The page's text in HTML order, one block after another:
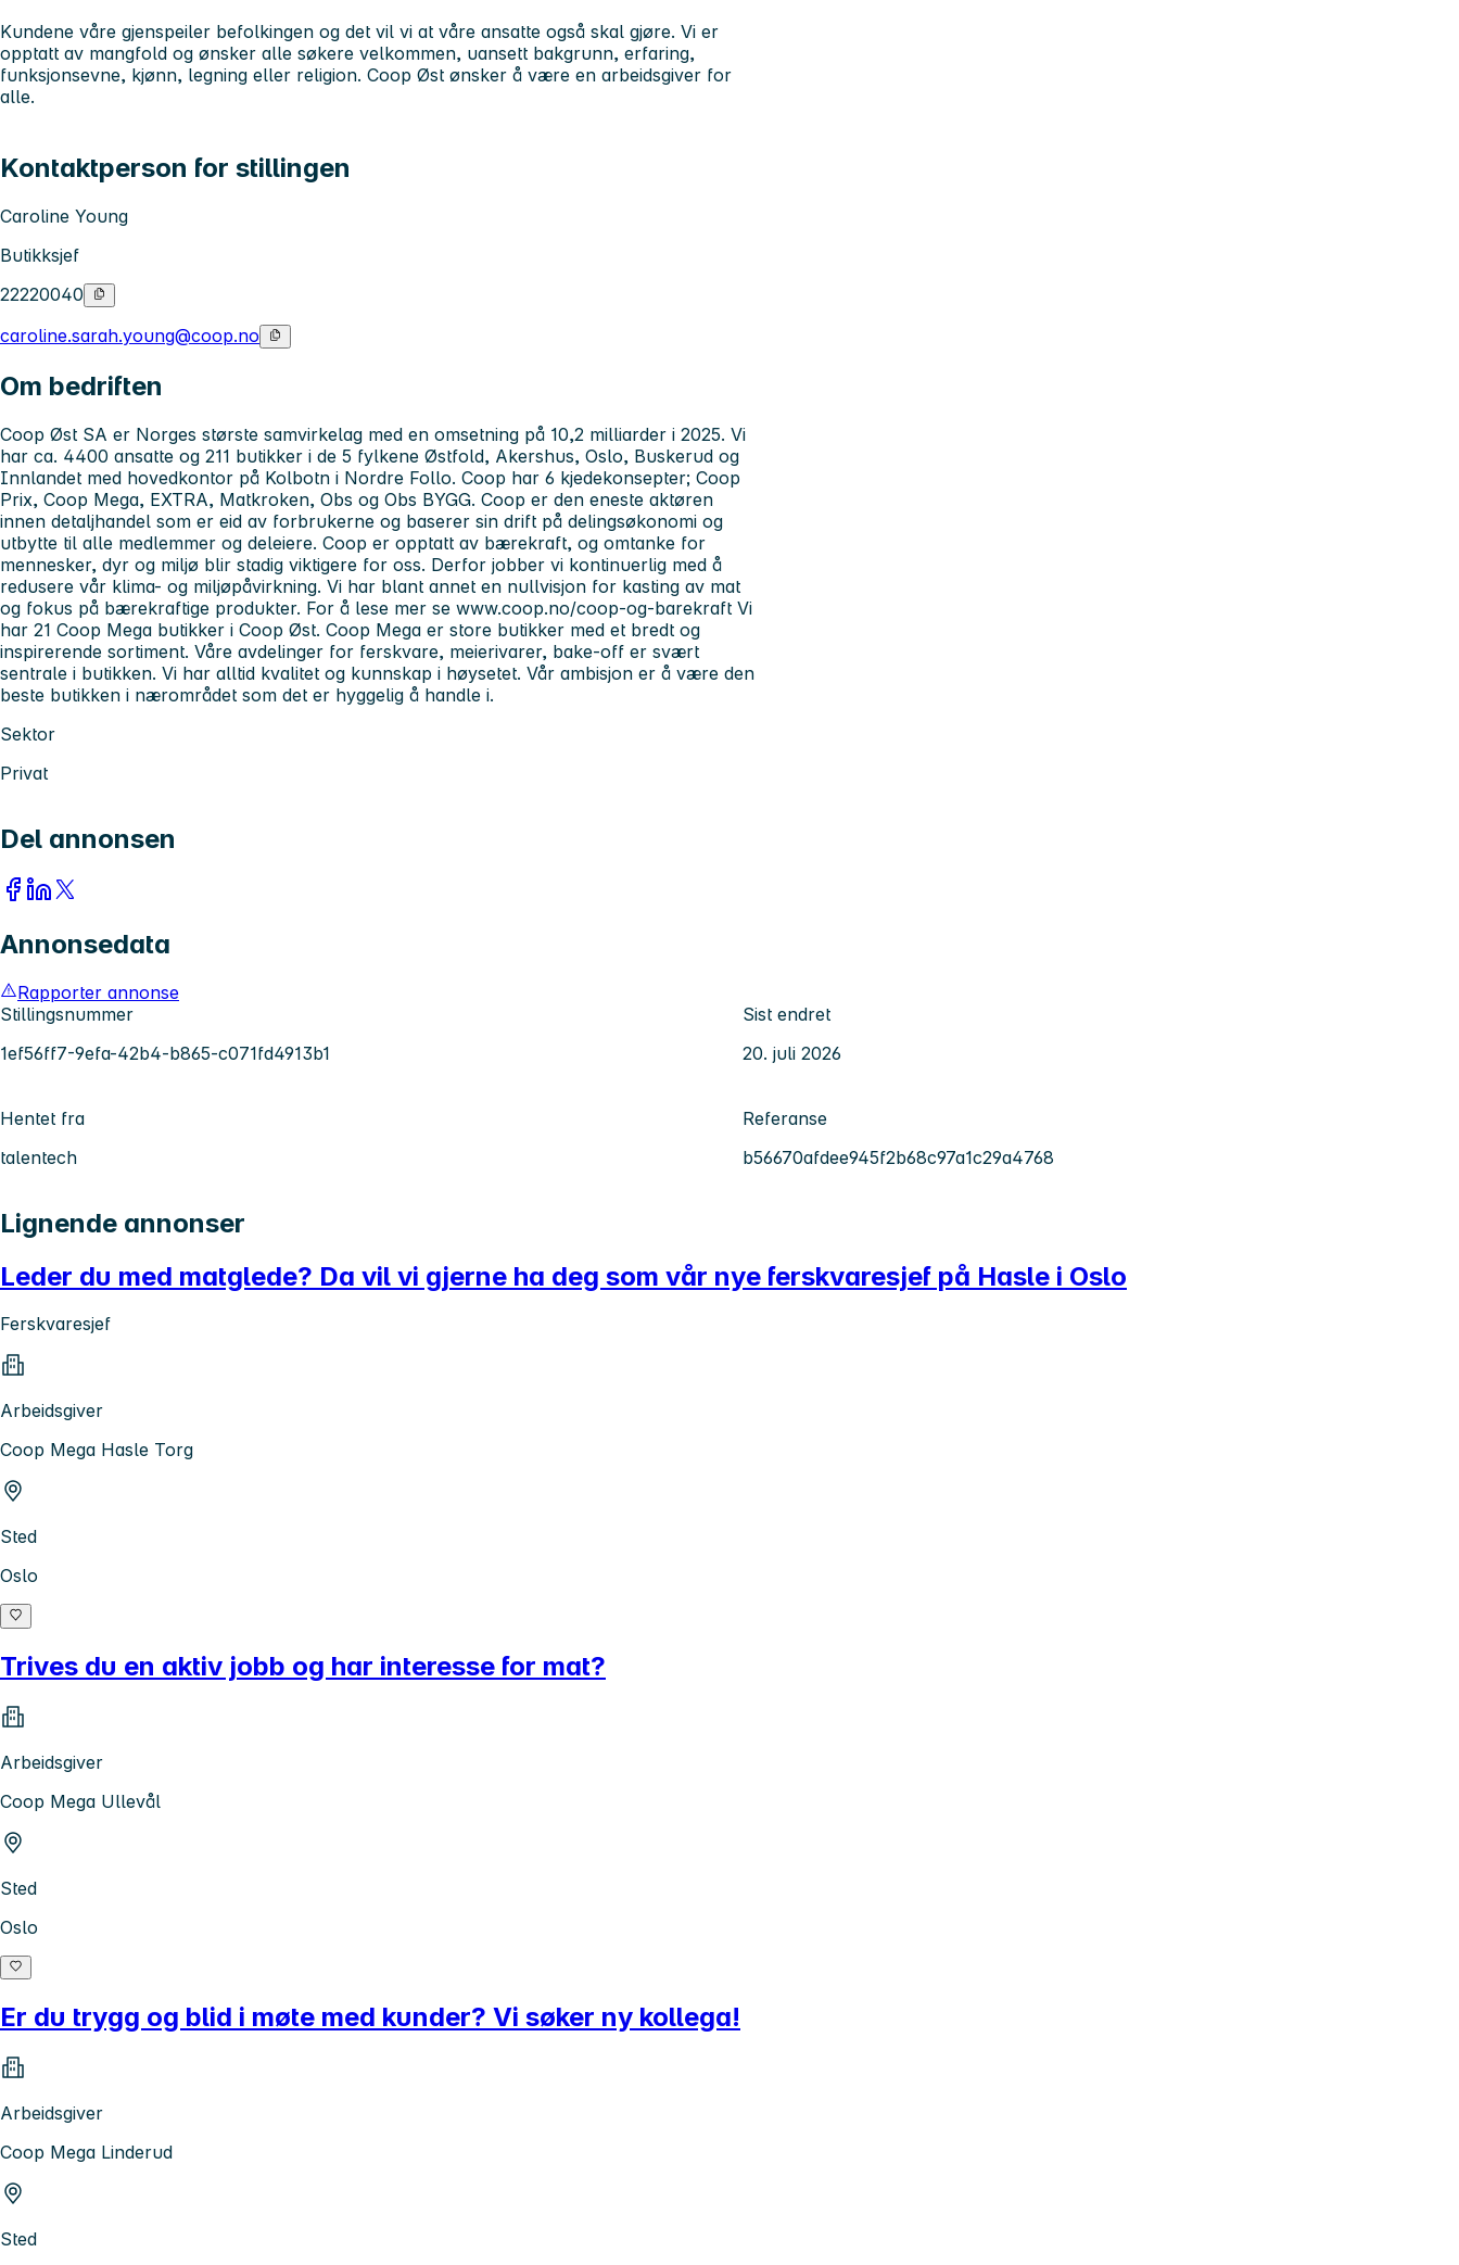
Kundene våre gjenspeiler befolkingen og det vil vi at våre ansatte også skal gjøre. Vi er
opptatt av mangfold og ønsker alle søkere velkommen, uansett bakgrunn, erfaring,
funksjonsevne, kjønn, legning eller religion. Coop Øst ønsker å være en arbeidsgiver for
alle.
Kontaktperson for stillingen
Caroline Young
Butikksjef
22220040
caroline.sarah.young@coop.no
Om bedriften
Coop Øst SA er Norges største samvirkelag med en omsetning på 10,2 milliarder i 2025. Vi
har ca. 4400 ansatte og 211 butikker i de 5 fylkene Østfold, Akershus, Oslo, Buskerud og
Innlandet med hovedkontor på Kolbotn i Nordre Follo. Coop har 6 kjedekonsepter; Coop
Prix, Coop Mega, EXTRA, Matkroken, Obs og Obs BYGG. Coop er den eneste aktøren
innen detaljhandel som er eid av forbrukerne og baserer sin drift på delingsøkonomi og
utbytte til alle medlemmer og deleiere. Coop er opptatt av bærekraft, og omtanke for
mennesker, dyr og miljø blir stadig viktigere for oss. Derfor jobber vi kontinuerlig med å
redusere vår klima- og miljøpåvirkning. Vi har blant annet en nullvisjon for kasting av mat
og fokus på bærekraftige produkter. For å lese mer se www.coop.no/coop-og-barekraft Vi
har 21 Coop Mega butikker i Coop Øst. Coop Mega er store butikker med et bredt og
inspirerende sortiment. Våre avdelinger for ferskvare, meierivarer, bake-off er svært
sentrale i butikken. Vi har alltid kvalitet og kunnskap i høysetet. Vår ambisjon er å være den
beste butikken i nærområdet som det er hyggelig å handle i.
Sektor
Privat
Del annonsen
Annonsedata
Rapporter annonse
Stillingsnummer
1ef56ff7-9efa-42b4-b865-c071fd4913b1
Sist endret
20. juli 2026
Hentet fra
talentech
Referanse
b56670afdee945f2b68c97a1c29a4768
Lignende annonser
Leder du med matglede? Da vil vi gjerne ha deg som vår nye ferskvaresjef på Hasle i Oslo
Ferskvaresjef
Arbeidsgiver
Coop Mega Hasle Torg
Sted
Oslo
Trives du en aktiv jobb og har interesse for mat?
Arbeidsgiver
Coop Mega Ullevål
Sted
Oslo
Er du trygg og blid i møte med kunder? Vi søker ny kollega!
Arbeidsgiver
Coop Mega Linderud
Sted